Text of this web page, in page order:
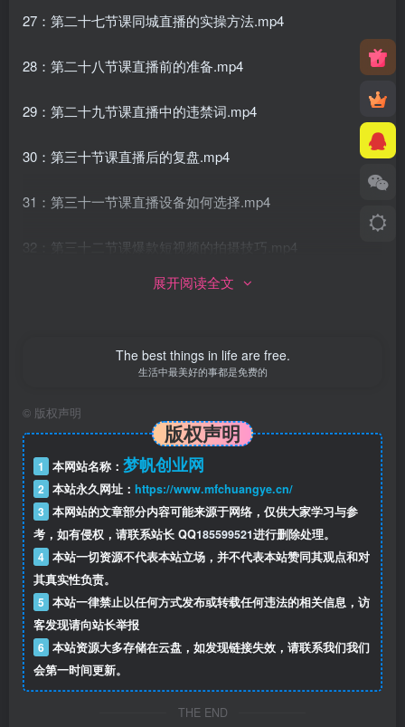
27：第二十七节课同城直播的实操方法.mp4
28：第二十八节课直播前的准备.mp4
29：第二十九节课直播中的违禁词.mp4
30：第三十节课直播后的复盘.mp4
31：第三十一节课直播设备如何选择.mp4
32：第三十二节课爆款短视频的拍摄技巧.mp4
33：第三十三节课拍摄短视频的注意事项.mp4
35：第三十五节课让你的瑜伽馆流量变得更大.mp4
36：第三十六节课dou+本地推的使用方法.mp4
此处内容已隐藏，请付费后查看
展开阅读全文
The best things in life are free.
生活中最美好的事都是免费的
© 版权声明
版权声明
1 本网站名称： 梦帆创业网
2 本站永久网址： https://www.mfchuangye.cn/
3 本网站的文章部分内容可能来源于网络，仅供大家学习与参
考，如有侵权，请联系站长 QQ185599521进行删除处理。
4 本站一切资源不代表本站立场，并不代表本站赞同其观点和对
其真实性负责。
5 本站一律禁止以任何方式发布或转载任何违法的相关信息，访
客发现请向站长举报
6 本站资源大多存储在云盘，如发现链接失效，请联系我们我们
会第一时间更新。
THE END